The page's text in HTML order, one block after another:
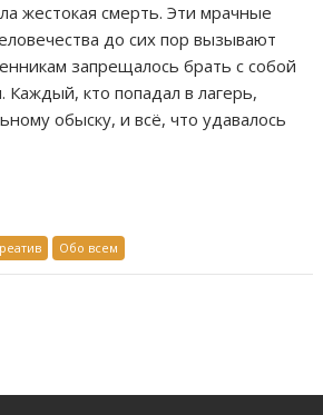
жестокая смерть. Эти мрачные
до сих пор вызывают
запрещалось брать с собой
кто попадал в лагерь,
обыску, и всё, что удавалось
Обо всем